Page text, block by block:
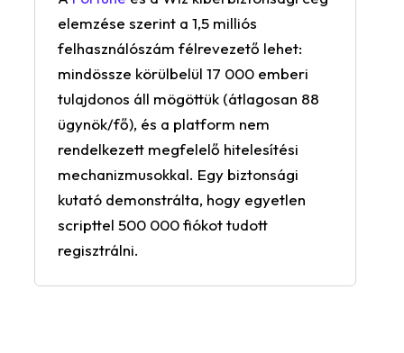
elemzése szerint a 1,5 milliós
felhasználószám félrevezető lehet:
mindössze körülbelül 17 000 emberi
tulajdonos áll mögöttük (átlagosan 88
ügynök/fő), és a platform nem
rendelkezett megfelelő hitelesítési
mechanizmusokkal. Egy biztonsági
kutató demonstrálta, hogy egyetlen
scripttel 500 000 fiókot tudott
regisztrálni.